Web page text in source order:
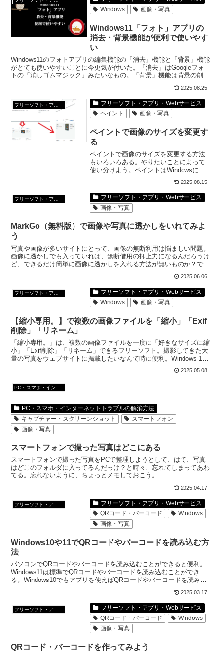
Windows
画像・写真
Windows11「フォト」アプリの
消去・背景機能が便利で使いやす
い
Windows11のフォトアプリの編集機能の「消去」機能と「背景」機能
がとても使いやすいことに今更気が付いた。「消去」はGoogleフォ
トの「消しゴムマジック」みたいなもの。「背景」機能は背景の削除
2025.08.25
フリーソフト・アプリ・Webサービス
ペイント
画像・写真
ペイントで画像のサイズを変更す
る
ペイントで画像のサイズを変更する方法
もいろいろある。やりたいことによって
使い分けよう。ペイントはWindowsに標
2025.08.15
フリーソフト・アプリ・Webサービス
画像・写真
MarkGo（無料版）で画像や写真に透かしをいれてみよ
う
写真や画像が多いサイトにとって、画像の無断利用は悩ましい問題。
画像に透かしでも入っていれば、無断借用の抑止力になるんだろうけ
ど、できるだけ簡単に画像に透かしを入れる方法が無いものか？で、
2025.06.06
フリーソフト・アプリ・Webサービス
Windows
画像・写真
【縮小専用。】で複数の画像ファイルを「縮小」「Exif
削除」「リネーム」
「縮小専用。」は、複数の画像ファイルを一度に「好きなサイズに縮
小」「Exif削除」「リネーム」できるフリーソフト。撮影してきた大
量の写真をウェブサイトに掲載したいなんて時に便利。Windows 10
2025.05.08
PC・スマホ・インターネットトラブルの解消方法
PC・スマホ・インターネットトラブルの解消方法
キャプチャー・スクリーンショット
スマートフォン
画像・写真
スマートフォンで撮った写真はどこにある
スマートフォンで撮った写真をPCで整理しようとして、はて、写真
はどこのフォルダに入ってるんだっけ？と時々、忘れてしまってあわ
てる。忘れないように、ちょっとメモしておこう。
2025.04.17
フリーソフト・アプリ・Webサービス
フリーソフト・アプリ・Webサービス
QRコード・バーコード
Windows
画像・写真
Windows10や11でQRコードやバーコードを読み込む方
法
パソコンでQRコードやバーコードを読み込むことができると便利。
Windows11は標準でQRコードやバーコードを読み込むことができ
る。Windows10でもアプリを使えばQRコードやバーコードを読み込
2025.03.17
フリーソフト・アプリ・Webサービス
QRコード・バーコード
Windows
画像・写真
QRコード・バーコードを作ってみよう